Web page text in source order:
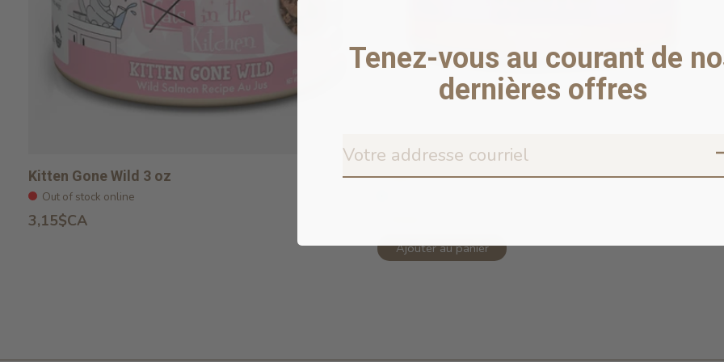
Kitten Gone Wild 3 oz
Out of stock online
3,15$CA
Copy of 96% Duck & Duck Liver Pâté ...
Ajouter au panier
Tenez-vous au courant de
dernières offres